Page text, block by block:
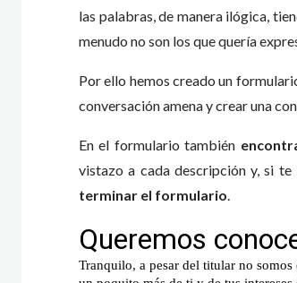
las palabras, de manera ilógica,
menudo no son los que quería
Por ello hemos creado un
conversación amena y crear una
En el formulario también
vistazo a cada descripción y, si te
terminar el formulario